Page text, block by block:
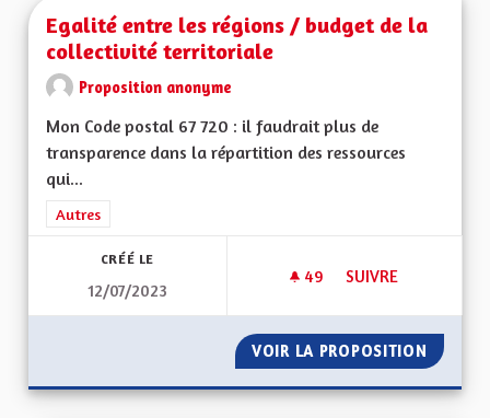
Egalité entre les régions / budget de la
collectivité territoriale
Proposition anonyme
Mon Code postal 67 720 : il faudrait plus de
transparence dans la répartition des ressources
qui...
Filtrer les résultats de la catégorie : Autres
Autres
CRÉÉ LE
12/07/2023
49 49 ABONNÉS
SUIVRE
VOIR LA PROPOSITION